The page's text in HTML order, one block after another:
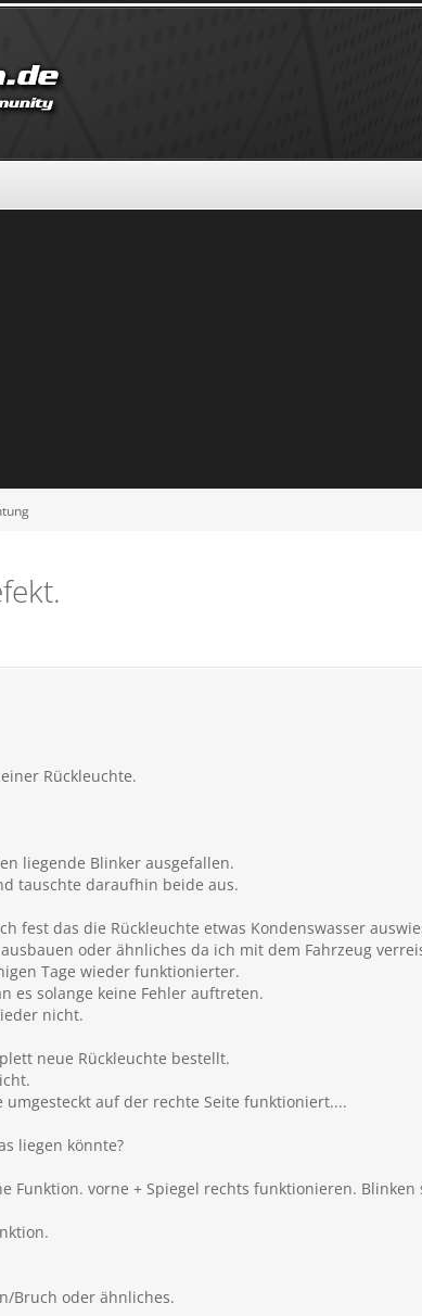
Rückleuchte.
liegende Blinker ausgefallen.
tauschte daraufhin beide aus.
fest das die Rückleuchte etwas Kondenswasser
oder ähnliches da ich mit dem Fahrzeug
Tage wieder funktionierter.
es solange keine Fehler auftreten.
nicht.
neue Rückleuchte bestellt.
umgesteckt auf der rechte Seite funktioniert....
liegen könnte?
Funktion. vorne + Spiegel rechts funktionieren. Blinken
Bruch oder ähnliches.